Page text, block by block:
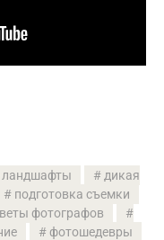
ландшафты
дикая
подготовка съемки
фотографов
фотошедевры